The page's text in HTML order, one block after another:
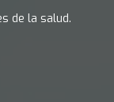
de la salud.